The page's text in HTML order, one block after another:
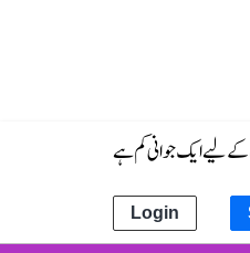
لیے ایک جوانی کم ہے
Login